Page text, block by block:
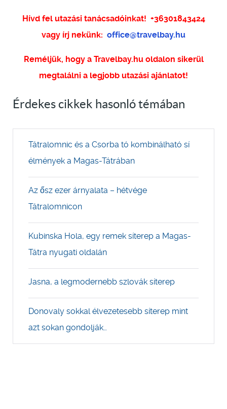
Hívd fel utazási tanácsadóinkat! +36301843424
vagy írj nekünk: office@travelbay.hu
Reméljük, hogy a Travelbay.hu oldalon sikerül
megtalálni a legjobb utazási ajánlatot!
Érdekes cikkek hasonló témában
Tátralomnic és a Csorba tó kombinálható sí
élmények a Magas-Tátrában
Az ősz ezer árnyalata – hétvége
Tátralomnicon
Kubinska Hola, egy remek síterep a Magas-
Tátra nyugati oldalán
Jasna, a legmodernebb szlovák síterep
Donovaly sokkal élvezetesebb síterep mint
azt sokan gondolják…